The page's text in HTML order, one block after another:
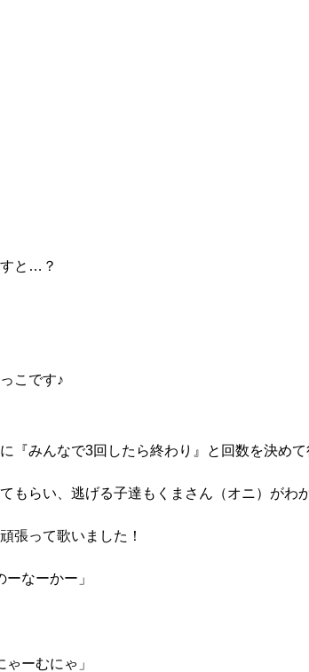
と…？
こです♪
みんなで3回したら終わり』と回数を決めて
もらい、逃げる子達もくまさん（オニ）がわ
張って歌いました！
ーなーかー 」
ーむにゃ」